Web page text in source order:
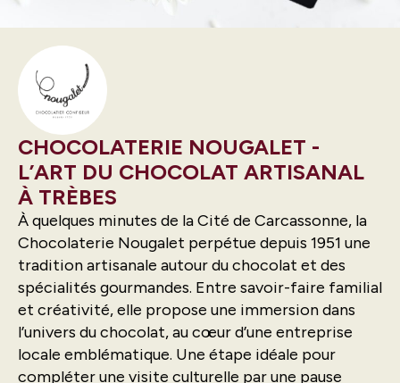
CHOCOLATERIE NOUGALET -
L’ART DU CHOCOLAT ARTISANAL
À TRÈBES
À quelques minutes de la Cité de Carcassonne, la
Chocolaterie Nougalet perpétue depuis 1951 une
tradition artisanale autour du chocolat et des
spécialités gourmandes. Entre savoir-faire familial
et créativité, elle propose une immersion dans
l’univers du chocolat, au cœur d’une entreprise
locale emblématique. Une étape idéale pour
compléter une visite culturelle par une pause